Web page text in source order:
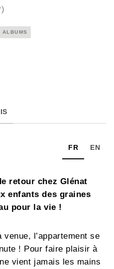
)
ALBUMS
FR EN
retour chez Glénat
enfants des graines
pour la vie !
l’appartement se
! Pour faire plaisir à
vient jamais les mains